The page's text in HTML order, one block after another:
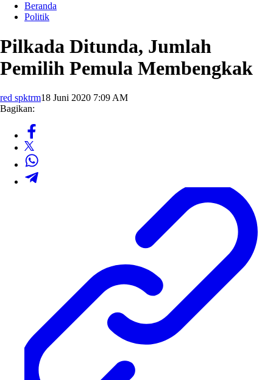
Beranda
Politik
Pilkada Ditunda, Jumlah
Pemilih Pemula Membengkak
red spktrm18 Juni 2020 7:09 AM
Bagikan: